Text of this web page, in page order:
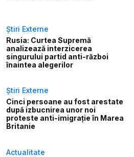
Știri Externe
Rusia: Curtea Supremă
analizează interzicerea
singurului partid anti-război
înaintea alegerilor
Știri Externe
Cinci persoane au fost arestate
după izbucnirea unor noi
proteste anti-imigrație în Marea
Britanie
Actualitate